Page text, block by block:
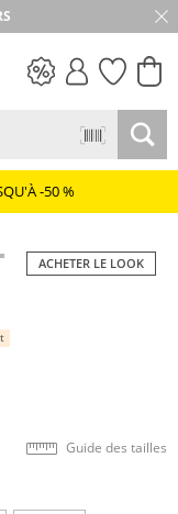
-50 %
ACHETER LE LOOK
Guide des tailles